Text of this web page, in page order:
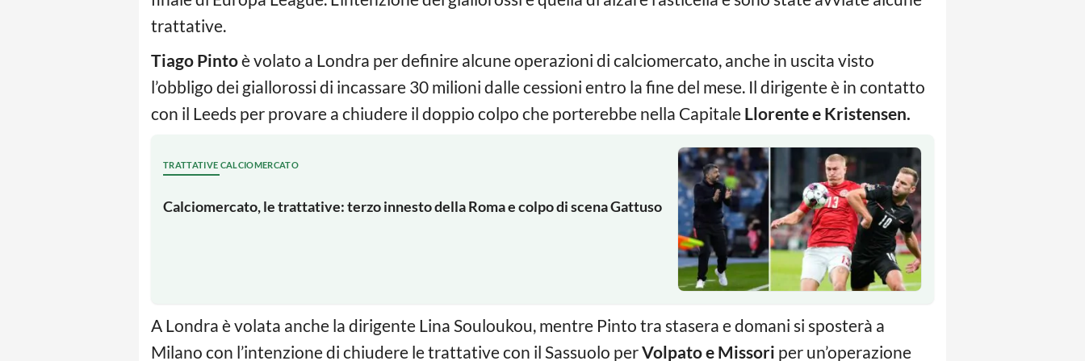
trattative.
Tiago Pintoè volato a Londra per definire alcune operazioni di calciomercato, anche in uscita visto
l’obbligo dei giallorossi di incassare 30 milioni dalle cessioni entro la fine del mese. Il dirigente è in contatto
con il Leeds per provare a chiudere il doppio colpo che porterebbe nella Capitale Llorente e Kristensen.
TRATTATIVE CALCIOMERCATO
Calciomercato, le trattative: terzo innesto della Roma e colpo di scena Gattuso
A Londra è volata anche la dirigente Lina Souloukou, mentre Pinto tra stasera e domani si sposterà a
Milano con l’intenzione di chiudere le trattative con il Sassuolo perVolpato e Missori per un’operazione